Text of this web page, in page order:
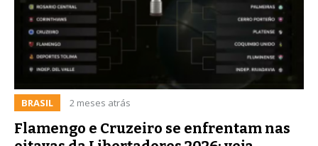
BRASIL 2 meses atrás
Flamengo e Cruzeiro se enfrentam nas